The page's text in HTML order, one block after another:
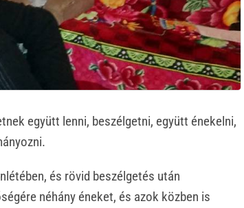
együtt lenni, beszélgetni, együtt énekelni,
és rövid beszélgetés után
néhány éneket, és azok közben is